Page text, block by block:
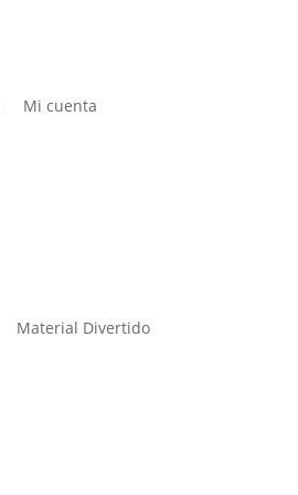
Mi cuenta
Material Divertido